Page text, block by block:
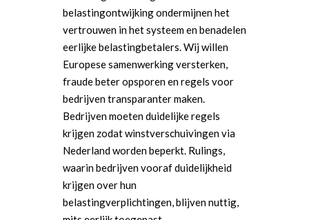
belastingontwijking ondermijnen het
vertrouwen in het systeem en benadelen
eerlijke belastingbetalers. Wij willen
Europese samenwerking versterken,
fraude beter opsporen en regels voor
bedrijven transparanter maken.
Bedrijven moeten duidelijke regels
krijgen zodat winstverschuivingen via
Nederland worden beperkt. Rulings,
waarin bedrijven vooraf duidelijkheid
krijgen over hun
belastingverplichtingen, blijven nuttig,